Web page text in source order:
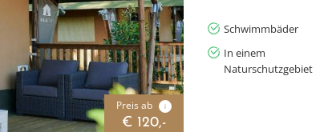
Preis ab i
€ 120,-
Schwimmbäder
In einem
Naturschutzgebiet